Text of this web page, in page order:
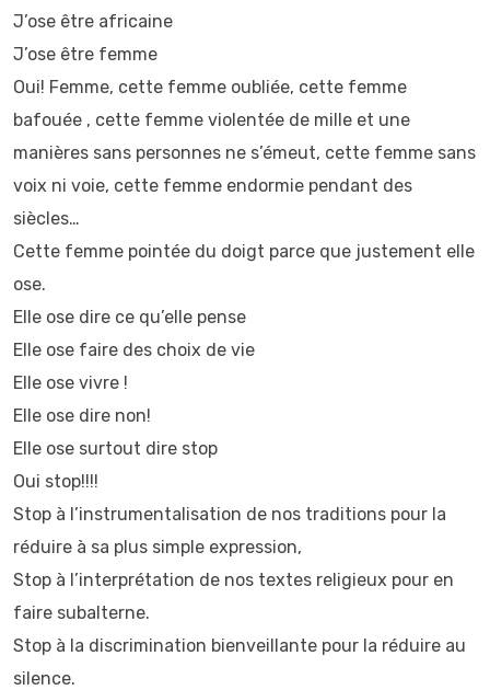
J’ose être africaine
J’ose être femme
Oui! Femme, cette femme oubliée, cette femme
bafouée , cette femme violentée de mille et une
manières sans personnes ne s’émeut, cette femme sans
voix ni voie, cette femme endormie pendant des
siècles…
Cette femme pointée du doigt parce que justement elle
ose.
Elle ose dire ce qu’elle pense
Elle ose faire des choix de vie
Elle ose vivre !
Elle ose dire non!
Elle ose surtout dire stop
Oui stop!!!!
Stop à l’instrumentalisation de nos traditions pour la
réduire à sa plus simple expression,
Stop à l’interprétation de nos textes religieux pour en
faire subalterne.
Stop à la discrimination bienveillante pour la réduire au
silence.